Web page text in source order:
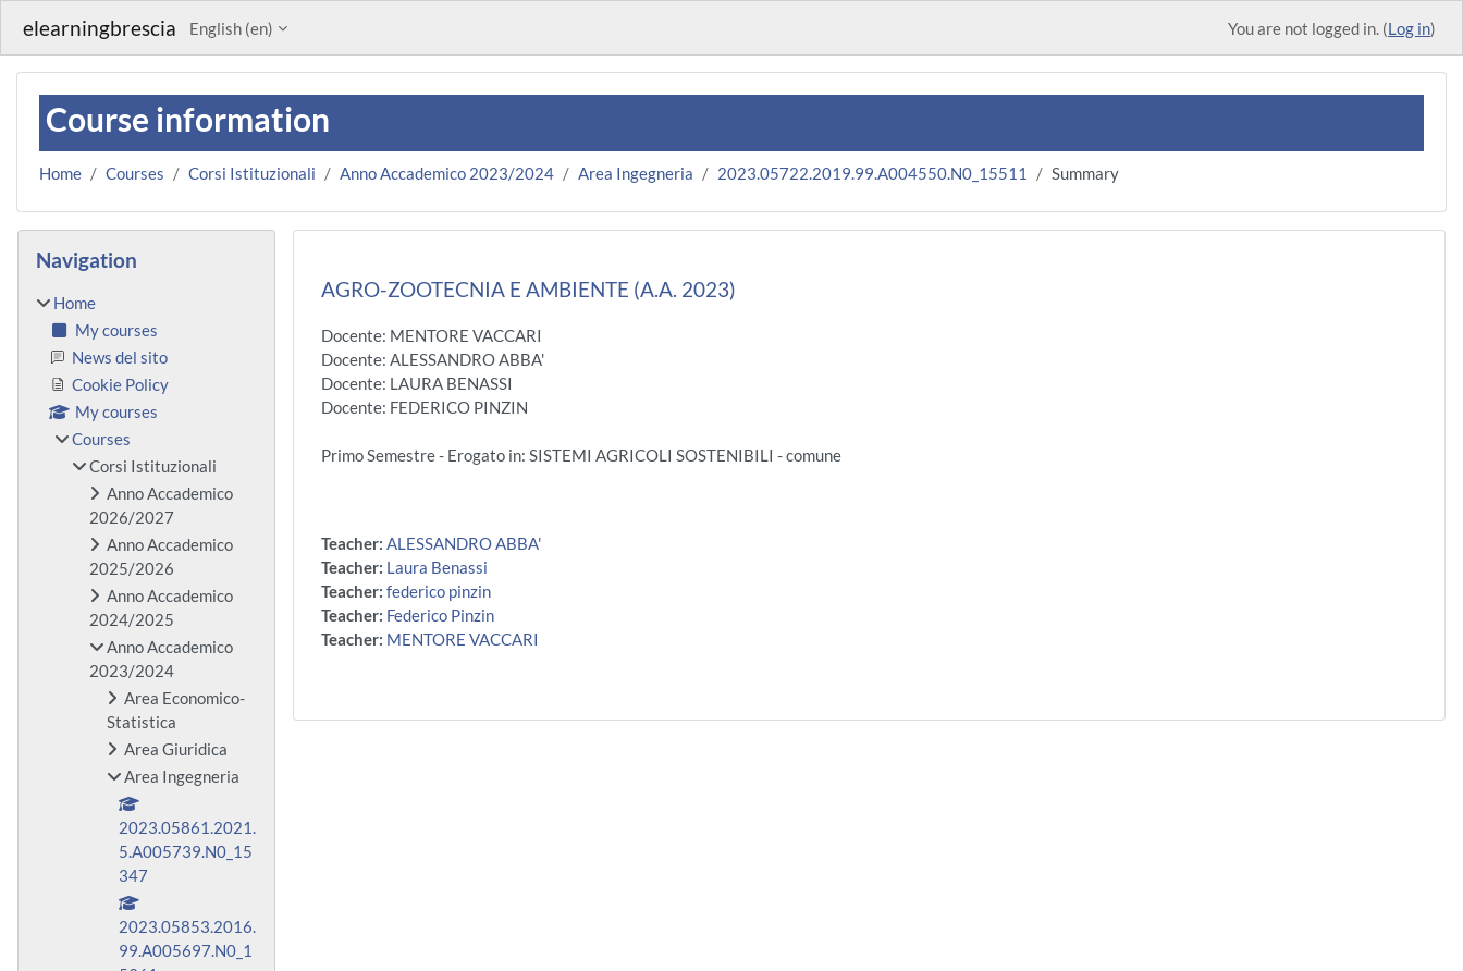
elearningbrescia English ‎(en)‎ You are not logged in. (Log in)
Course information
Home Courses Corsi Istituzionali Anno Accademico 2023/2024 Area Ingegneria 2023.05722.2019.99.A004550.N0_15511 Summary
AGRO-ZOOTECNIA E AMBIENTE (A.A. 2023)
Docente: MENTORE VACCARI
Docente: ALESSANDRO ABBA'
Docente: LAURA BENASSI
Docente: FEDERICO PINZIN
Primo Semestre - Erogato in: SISTEMI AGRICOLI SOSTENIBILI - comune
Teacher: ALESSANDRO ABBA'
Teacher: Laura Benassi
Teacher: federico pinzin
Teacher: Federico Pinzin
Teacher: MENTORE VACCARI
Blocks
Navigation
Home
My courses
News del sito
Cookie Policy
My courses
Courses
Corsi Istituzionali
Anno Accademico
2026/2027
Anno Accademico
2025/2026
Anno Accademico
2024/2025
Anno Accademico
2023/2024
Area Economico-
Statistica
Area Giuridica
Area Ingegneria
2023.05861.2021.
5.A005739.N0_15
347
2023.05853.2016.
99.A005697.N0_1